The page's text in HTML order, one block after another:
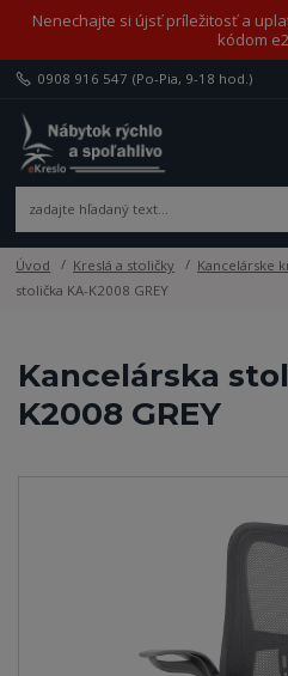
Nenechajte si újsť príležitosť a
kódom
0908 916 547 (Po-Pia, 9-18 hod.)
Úvod Kreslá a stoličky Kancelárske
stolička KA-K2008 GREY
Kancelárska
K2008 GREY